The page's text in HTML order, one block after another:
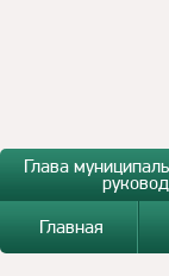
Глава
Главная